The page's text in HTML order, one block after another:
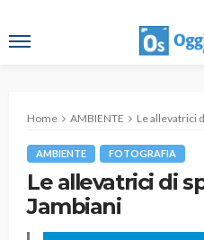
Home AMBIENTE Le allevatrici
AMBIENTE FOTOGRAFIA
Le allevatrici di
Jambiani